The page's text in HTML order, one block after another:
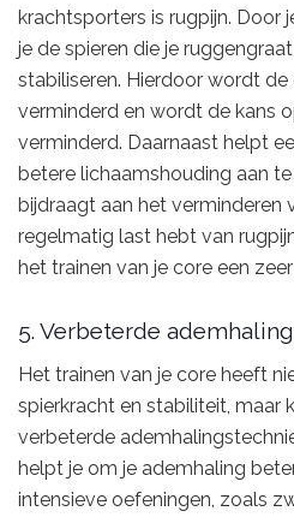
krachtsporters is rugpijn. Door
je de spieren die je
stabiliseren. Hierdoor wordt
verminderd en wordt de kans
verminderd. Daarnaast helpt
betere lichaamshouding aan
bijdraagt aan het verminderen
regelmatig last hebt van
het trainen van je core een
5. Verbeterde
Het trainen van je core heeft
spierkracht en stabiliteit, maar
verbeterde
helpt je om je ademhaling
intensieve oefeningen, zoals